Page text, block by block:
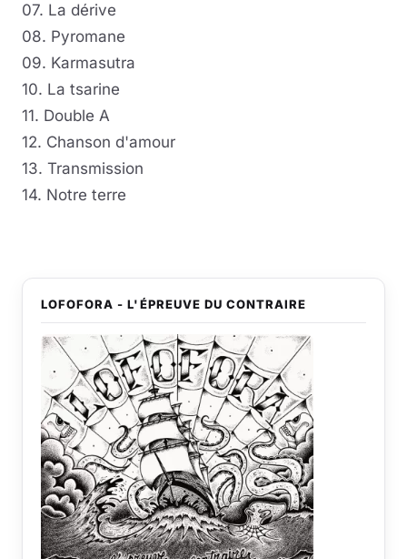
07. La dérive
08. Pyromane
09. Karmasutra
10. La tsarine
11. Double A
12. Chanson d'amour
13. Transmission
14. Notre terre
LOFOFORA - L'ÉPREUVE DU CONTRAIRE